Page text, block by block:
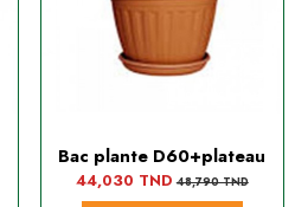
Bac plante D60+plateau
44,030 TND48,790 TND